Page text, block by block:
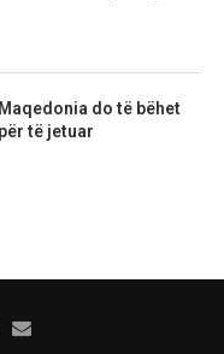
Maqedonia do të bëhet
të jetuar